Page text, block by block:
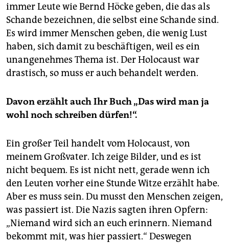
immer Leute wie Bernd Höcke geben, die das als
Schande bezeichnen, die selbst eine Schande sind.
Es wird immer Menschen geben, die wenig Lust
haben, sich damit zu beschäftigen, weil es ein
unangenehmes Thema ist. Der Holocaust war
drastisch, so muss er auch behandelt werden.
Davon erzählt auch Ihr Buch „Das wird man ja
wohl noch schreiben dürfen!“.
Ein großer Teil handelt vom Holocaust, von
meinem Großvater. Ich zeige Bilder, und es ist
nicht bequem. Es ist nicht nett, gerade wenn ich
den Leuten vorher eine Stunde Witze erzählt habe.
Aber es muss sein. Du musst den Menschen zeigen,
was passiert ist. Die Nazis sagten ihren Opfern:
„Niemand wird sich an euch erinnern. Niemand
bekommt mit, was hier passiert.“ Deswegen